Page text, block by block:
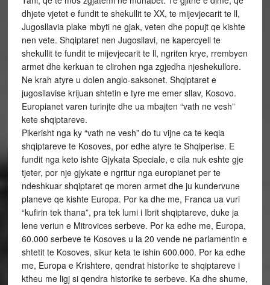
dhjete vjetet e fundit te shekullit te XX, te mijevjecarit te ll,
Jugosllavia plake mbyti ne gjak, veten dhe popujt qe kishte
nen vete. Shqiptaret nen Jugosllavi, ne kapercyell te
shekullit te fundit te mijevjecarit te ll, ngriten krye, rrembyen
armet dhe kerkuan te clirohen nga zgjedha njeshekullore.
Ne krah atyre u dolen anglo-saksonet. Shqiptaret e
jugosllavise krijuan shtetin e tyre me emer sllav, Kosovo.
Europianet varen turinjte dhe ua mbajten “vath ne vesh”
kete shqiptareve.
Pikerisht nga ky “vath ne vesh” do tu vijne ca te keqia
shqiptareve te Kosoves, por edhe atyre te Shqiperise. E
fundit nga keto ishte Gjykata Speciale, e cila nuk eshte gje
tjeter, por nje gjykate e ngritur nga europianet per te
ndeshkuar shqiptaret qe moren armet dhe ju kundervune
planeve qe kishte Europa. Por ka dhe me, Franca ua vuri
“kufirin tek thana”, pra tek lumi i Ibrit shqiptareve, duke ja
lene veriun e Mitrovices serbeve. Por ka edhe me, Europa,
60.000 serbeve te Kosoves u la 20 vende ne parlamentin e
shtetit te Kosoves, sikur keta te ishin 600.000. Por ka edhe
me, Europa e Krishtere, qendrat historike te shqiptareve i
ktheu me ligj si qendra historike te serbeve. Ka dhe shume,